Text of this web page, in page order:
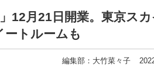
12月21日開業。東京ス
トルームも
編集部：大竹菜々子